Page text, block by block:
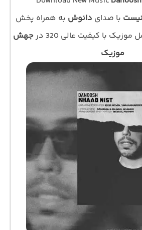
با صدای دانوش به همراه پخش
با کیفیت عالی 320 در
جهش
موزیک